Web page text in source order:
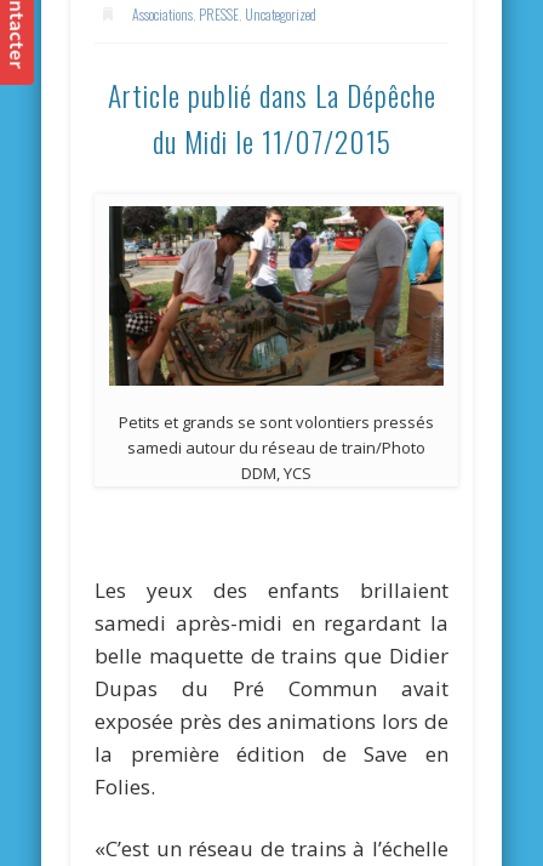
Associations PRESSE Uncategorized
Article publié dans La Dépêche
du Midi le 11/07/2015
Petits et grands se sont volontiers pressés
samedi autour du réseau de train/Photo
DDM, YCS
Les yeux des enfants brillaient
samedi après-midi en regardant la
belle maquette de trains que Didier
Dupas du Pré Commun avait
exposée près des animations lors de
la première édition de Save en
Folies.
«C’est un réseau de trains à l’échelle